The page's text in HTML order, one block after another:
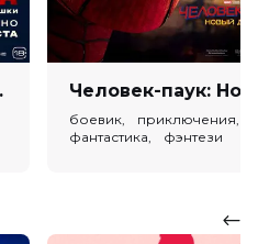
боевик, приключения,
фантастика, фэнтези